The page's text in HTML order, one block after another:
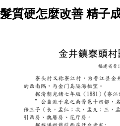
髮質硬怎麼改善 精子